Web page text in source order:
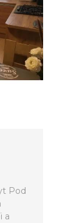
Pod
a